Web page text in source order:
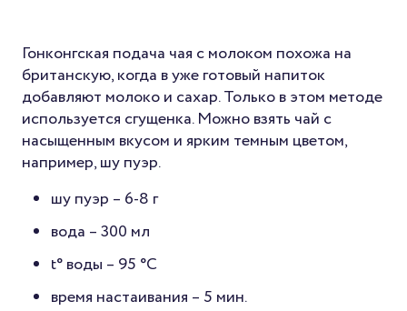
Гонконгская подача чая с молоком похожа на
британскую, когда в уже готовый напиток
добавляют молоко и сахар. Только в этом методе
используется сгущенка. Можно взять чай с
насыщенным вкусом и ярким темным цветом,
например, шу пуэр.
шу пуэр – 6-8 г
вода – 300 мл
t° воды – 95 °C
время настаивания – 5 мин.